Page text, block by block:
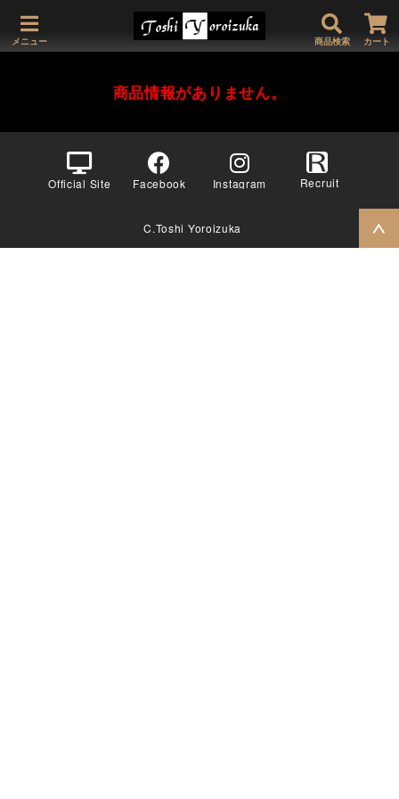
メニュー 商品検索 カート
商品情報がありません。
Official Site Facebook Instagram Recruit
C.Toshi Yoroizuka